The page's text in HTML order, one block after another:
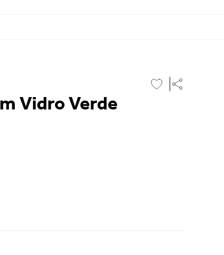
Vidro Verde